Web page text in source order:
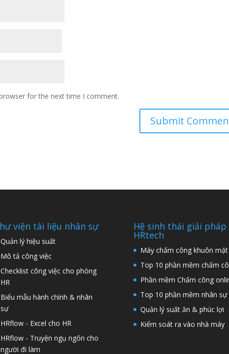
for the next time I comment.
viện tài liệu nhân sự
Quản lý hiệu suất
Mô tả công việc
Checklist công việc cho phòng
HR
Biểu mẫu hành chính & nhân
sự
HRflow - Excel cho HR
HRflow - Truyện ngụ ngôn cho
người đi làm
Hệ sinh thái giải pháp
HRtech
Máy chấm công khuôn mặt
Top 10 phần mềm chấm
Phần mềm Chấm công
Top 10 phần mềm nhân sự
Quản lý suất ăn & phúc lợi
Kiểm soát ra vào nhà máy